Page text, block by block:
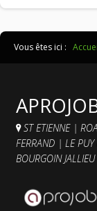
Salariés
Vous êtes ici :
ST ETIENNE|
FERRAND | LE PUY
BOURGOIN JALLIEU